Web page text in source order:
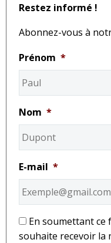
Restez informé !
Abonnez-vous à
Prénom *
Nom *
E-mail *
* En soumettant ce
souhaite recevoir la